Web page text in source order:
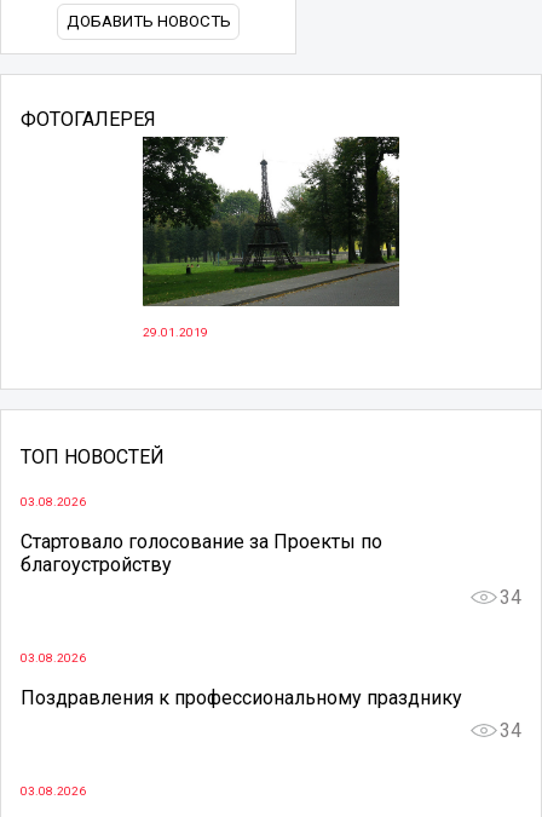
ДОБАВИТЬ НОВОСТЬ
ФОТОГАЛЕРЕЯ
29.01.2019
ТОП НОВОСТЕЙ
03.08.2026
Стартовало голосование за Проекты по
благоустройству
34
03.08.2026
Поздравления к профессиональному празднику
34
03.08.2026